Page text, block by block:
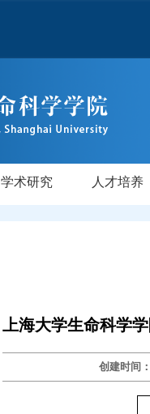
学术研究 人才培养
上海大学生命科学
创建时间：